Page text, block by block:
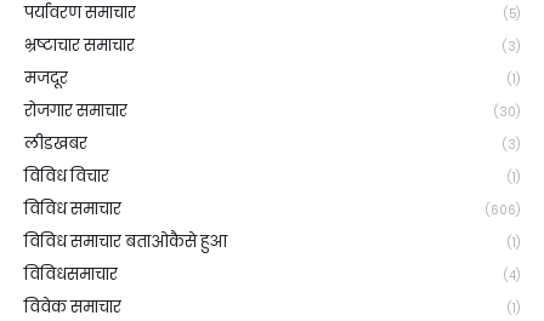
पर्यावरण समाचार (5)
भ्रष्टाचार समाचार (3)
मजदूर (1)
रोजगार समाचार (30)
लीडखबर (3)
विविध विचार (1)
विविध समाचार (606)
विविध समाचार बताओकैसे हुआ (1)
विविधसमाचार (4)
विवेक समाचार (1)